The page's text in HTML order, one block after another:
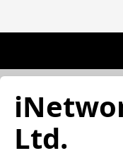
Ltd.